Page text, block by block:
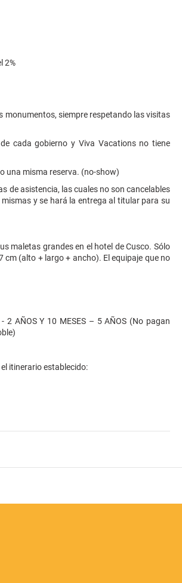
2%
monumentos, siempre respetando las visitas
cada gobierno y Viva Vacations no tiene
una misma reserva. (no-show)
de asistencia, las cuales no son cancelables
y se hará la entrega al titular para su
maletas grandes en el hotel de Cusco. Sólo
(alto + largo + ancho). El equipaje que no
AÑOS Y 10 MESES – 5 AÑOS (No pagan
itinerario establecido: